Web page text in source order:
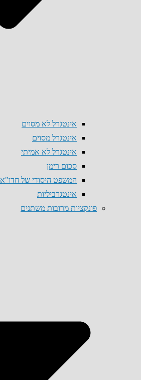
אינטגרל לא מסוים
אינטגרל מסוים
אינטגרל לא אמיתי
סכום רימן
המשפט היסודי של חדו"א
אינטגרביליות
פונקציות מרובות משתנים